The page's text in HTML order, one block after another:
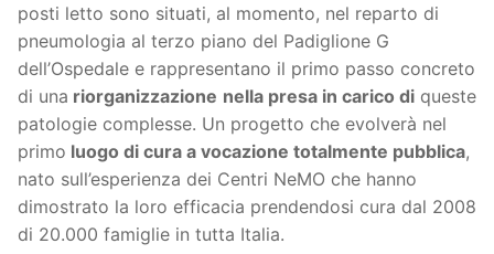
posti letto sono situati, al momento, nel reparto di
pneumologia al terzo piano del Padiglione G
dell’Ospedale e rappresentano il primo passo concreto
di una riorganizzazione nella presa in carico di queste
patologie complesse. Un progetto che evolverà nel
primo luogo di cura a vocazione totalmente pubblica,
nato sull’esperienza dei Centri NeMO che hanno
dimostrato la loro efficacia prendendosi cura dal 2008
di 20.000 famiglie in tutta Italia.